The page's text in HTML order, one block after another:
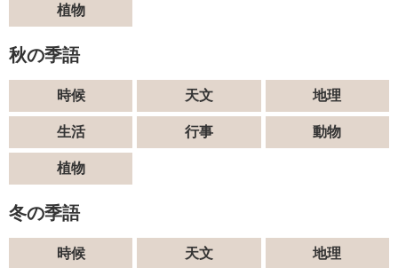
植物
秋の季語
時候 天文 地理
生活 行事 動物
植物
冬の季語
時候 天文 地理